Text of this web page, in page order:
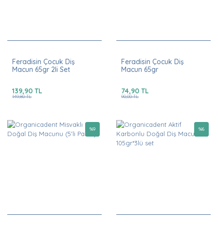
Feradisin Çocuk Diş
Macun 65gr 2li Set
139,90 TL
149,80 TL
Feradisin Çocuk Diş
Macun 65gr
74,90 TL
90,00 TL
%9 %6